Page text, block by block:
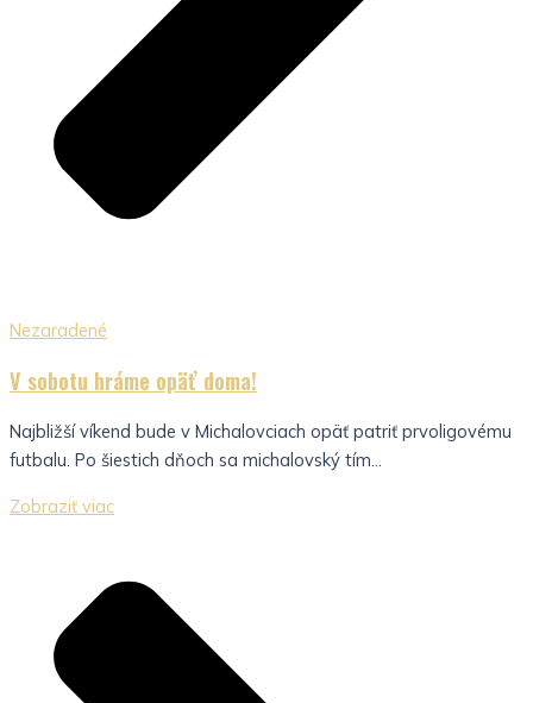
Nezaradené
V sobotu hráme opäť doma!
Najbližší víkend bude v Michalovciach opäť patriť prvoligovému
futbalu. Po šiestich dňoch sa michalovský tím...
Zobraziť viac